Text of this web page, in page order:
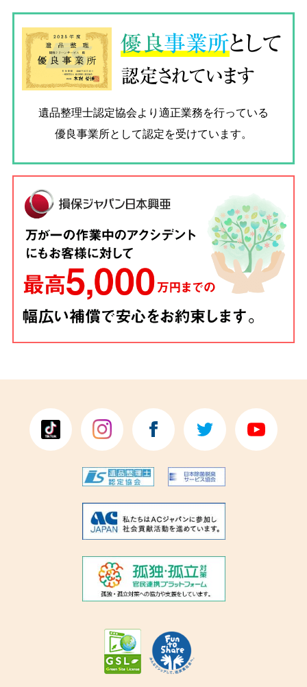
優良事業所として
認定されています
遺品整理士認定協会より適正業務を行っている
優良事業所として認定を受けています。